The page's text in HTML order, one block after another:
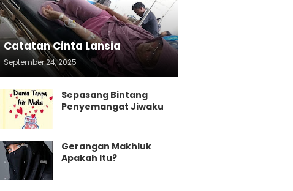
Catatan Cinta Lansia
September 24, 2025
Sepasang Bintang
Penyemangat Jiwaku
Gerangan Makhluk
Apakah Itu?